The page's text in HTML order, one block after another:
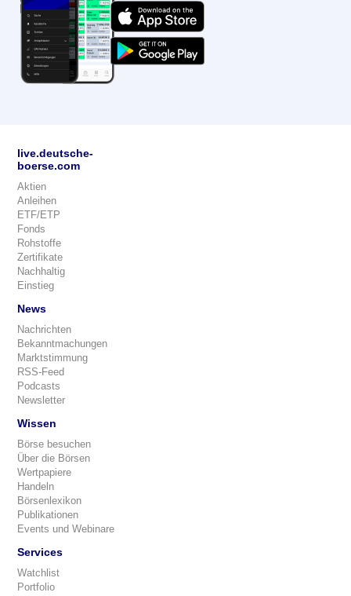
live.deutsche-
boerse.com
Aktien
Anleihen
ETF/ETP
Fonds
Rohstoffe
Zertifikate
Nachhaltig
Einstieg
News
Nachrichten
Bekanntmachungen
Marktstimmung
RSS-Feed
Podcasts
Newsletter
Wissen
Börse besuchen
Über die Börsen
Wertpapiere
Handeln
Börsenlexikon
Publikationen
Events und Webinare
Services
Watchlist
Portfolio